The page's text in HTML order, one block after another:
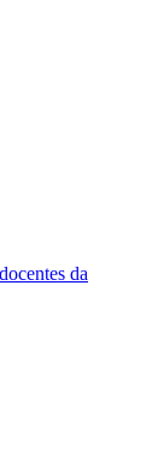
da